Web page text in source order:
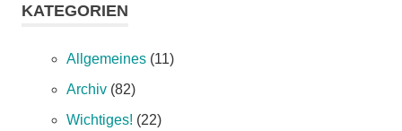
KATEGORIEN
Allgemeines (11)
Archiv (82)
Wichtiges! (22)